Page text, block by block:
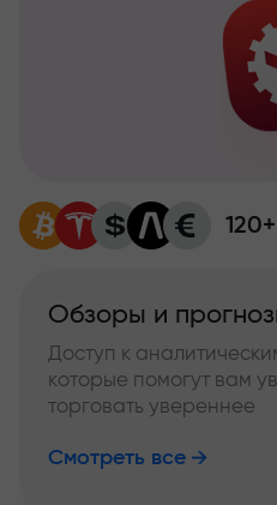
Обзоры и
Доступ к
которые помогут вам
торговать увереннее
Смотреть все